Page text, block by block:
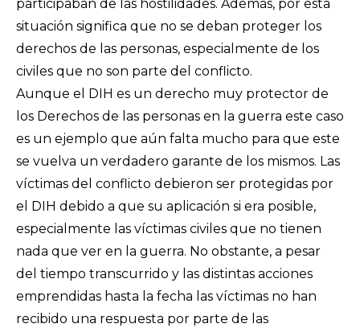
participaban de las hostilidades. Además, por esta
situación significa que no se deban proteger los
derechos de las personas, especialmente de los
civiles que no son parte del conflicto.
Aunque el DIH es un derecho muy protector de
los Derechos de las personas en la guerra este caso
es un ejemplo que aún falta mucho para que este
se vuelva un verdadero garante de los mismos. Las
víctimas del conflicto debieron ser protegidas por
el DIH debido a que su aplicación si era posible,
especialmente las víctimas civiles que no tienen
nada que ver en la guerra. No obstante, a pesar
del tiempo transcurrido y las distintas acciones
emprendidas hasta la fecha las víctimas no han
recibido una respuesta por parte de las